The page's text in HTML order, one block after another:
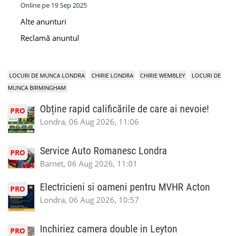
Online pe 19 Sep 2025
Alte anunturi
Reclamă anuntul
LOCURI DE MUNCA LONDRA CHIRIE LONDRA CHIRIE WEMBLEY
LOCURI DE
MUNCA BIRMINGHAM
PRO Obține rapid calificările de care ai nevoie!
Londra, 06 Aug 2026, 11:06
PRO Service Auto Romanesc Londra
Barnet, 06 Aug 2026, 11:01
PRO Electricieni si oameni pentru MVHR Acton
Londra, 06 Aug 2026, 10:57
PRO Inchiriez camera double in Leyton